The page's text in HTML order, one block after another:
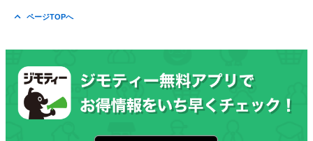
ページTOPへ